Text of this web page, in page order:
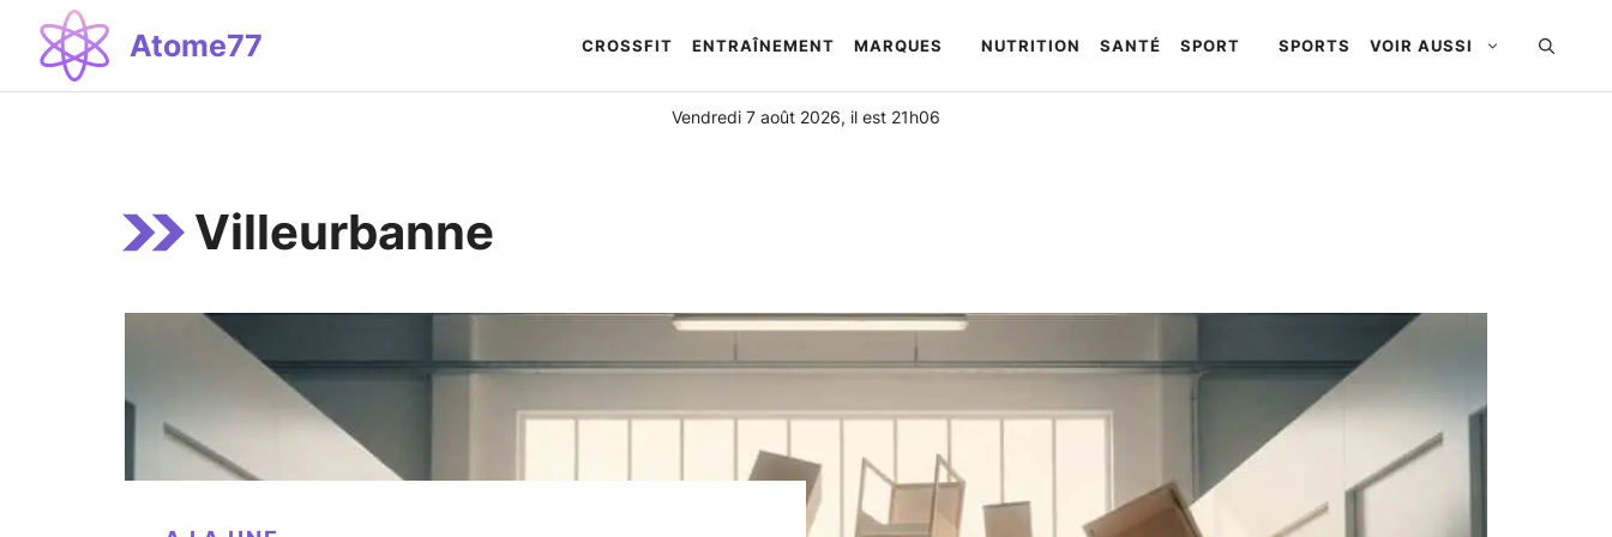
contenu
Atome77 CROSSFIT ENTRAÎNEMENT MARQUES NUTRITION SANTÉ SPORT SPORTS
Automatically
Hierarchic
Author:
Au
https://atakanau.blogspot.com/2021/01/automatic-
VOIR AUSSI
Vendredi 7 août 2026, il est 21h06
Villeurbanne